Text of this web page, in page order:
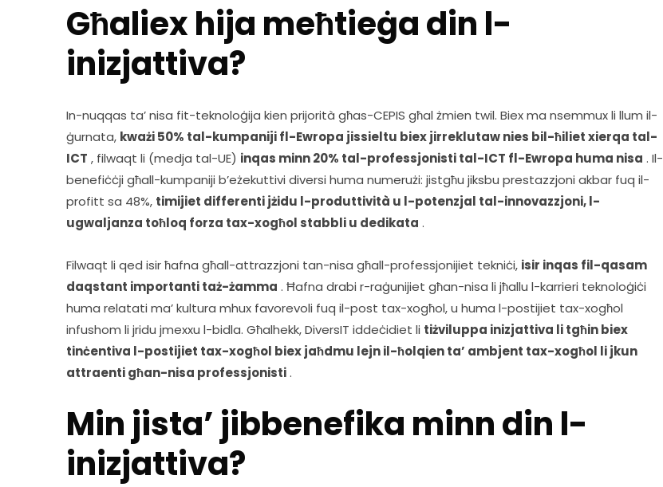
Għaliex hija meħtieġa din l-
inizjattiva?
In-nuqqas ta’ nisa fit-teknoloġija kien prijorità għas-CEPIS għal żmien twil. Biex ma nsemmux li llum il-
ġurnata, kważi 50% tal-kumpaniji fl-Ewropa jissieltu biex jirreklutaw nies bil-ħiliet xierqa tal-
ICT , filwaqt li (medja tal-UE) inqas minn 20% tal-professjonisti tal-ICT fl-Ewropa huma nisa . Il-
benefiċċji għall-kumpaniji b’eżekuttivi diversi huma numerużi: jistgħu jiksbu prestazzjoni akbar fuq il-
profitt sa 48%, timijiet differenti jżidu l-produttività u l-potenzjal tal-innovazzjoni, l-
ugwaljanza toħloq forza tax-xogħol stabbli u dedikata .
Filwaqt li qed isir ħafna għall-attrazzjoni tan-nisa għall-professjonijiet tekniċi, isir inqas fil-qasam
daqstant importanti taż-żamma . Ħafna drabi r-raġunijiet għan-nisa li jħallu l-karrieri teknoloġiċi
huma relatati ma’ kultura mhux favorevoli fuq il-post tax-xogħol, u huma l-postijiet tax-xogħol
infushom li jridu jmexxu l-bidla. Għalhekk, DiversIT iddeċidiet li tiżviluppa inizjattiva li tgħin biex
tinċentiva l-postijiet tax-xogħol biex jaħdmu lejn il-ħolqien ta’ ambjent tax-xogħol li jkun
attraenti għan-nisa professjonisti .
Min jista’ jibbenefika minn din l-
inizjattiva?